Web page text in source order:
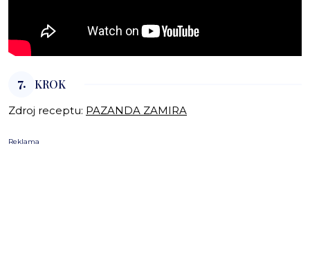
7. KROK
Zdroj receptu: PAZANDA ZAMIRA
Reklama